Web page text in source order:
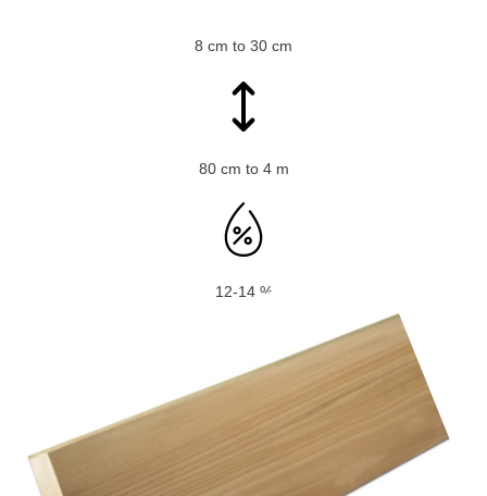
8 cm to 30 cm
80 cm to 4 m
12-14 %